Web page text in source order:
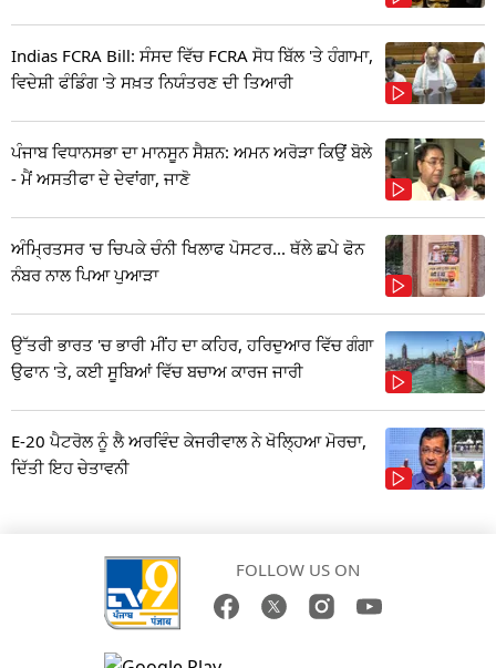
Indias FCRA Bill: ਸੰਸਦ ਵਿੱਚ FCRA ਸੋਧ ਬਿੱਲ 'ਤੇ ਹੰਗਾਮਾ,
ਵਿਦੇਸ਼ੀ ਫੰਡਿੰਗ 'ਤੇ ਸਖ਼ਤ ਨਿਯੰਤਰਣ ਦੀ ਤਿਆਰੀ
ਪੰਜਾਬ ਵਿਧਾਨਸਭਾ ਦਾ ਮਾਨਸੂਨ ਸੈਸ਼ਨ: ਅਮਨ ਅਰੋੜਾ ਕਿਉਂ ਬੋਲੇ
- ਮੈਂ ਅਸਤੀਫਾ ਦੇ ਦੇਵਾਂਗਾ, ਜਾਣੋ
ਅੰਮ੍ਰਿਤਸਰ 'ਚ ਚਿਪਕੇ ਚੰਨੀ ਖਿਲਾਫ ਪੋਸਟਰ... ਥੱਲੇ ਛਪੇ ਫੋਨ
ਨੰਬਰ ਨਾਲ ਪਿਆ ਪੁਆੜਾ
ਉੱਤਰੀ ਭਾਰਤ 'ਚ ਭਾਰੀ ਮੀਂਹ ਦਾ ਕਹਿਰ, ਹਰਿਦੁਆਰ ਵਿੱਚ ਗੰਗਾ
ਉਫਾਨ 'ਤੇ, ਕਈ ਸੂਬਿਆਂ ਵਿੱਚ ਬਚਾਅ ਕਾਰਜ ਜਾਰੀ
E-20 ਪੈਟਰੋਲ ਨੂੰ ਲੈ ਅਰਵਿੰਦ ਕੇਜਰੀਵਾਲ ਨੇ ਖੋਲ੍ਹਿਆ ਮੋਰਚਾ,
ਦਿੱਤੀ ਇਹ ਚੇਤਾਵਨੀ
FOLLOW US ON